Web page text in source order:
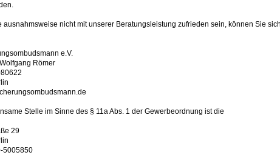
ausnahmsweise nicht mit unserer Beratungsleistung zufrieden sein, können Sie
e.V.
Römer
Stelle im Sinne des § 11a Abs. 1 der Gewerbeordnung ist die
29
5005850